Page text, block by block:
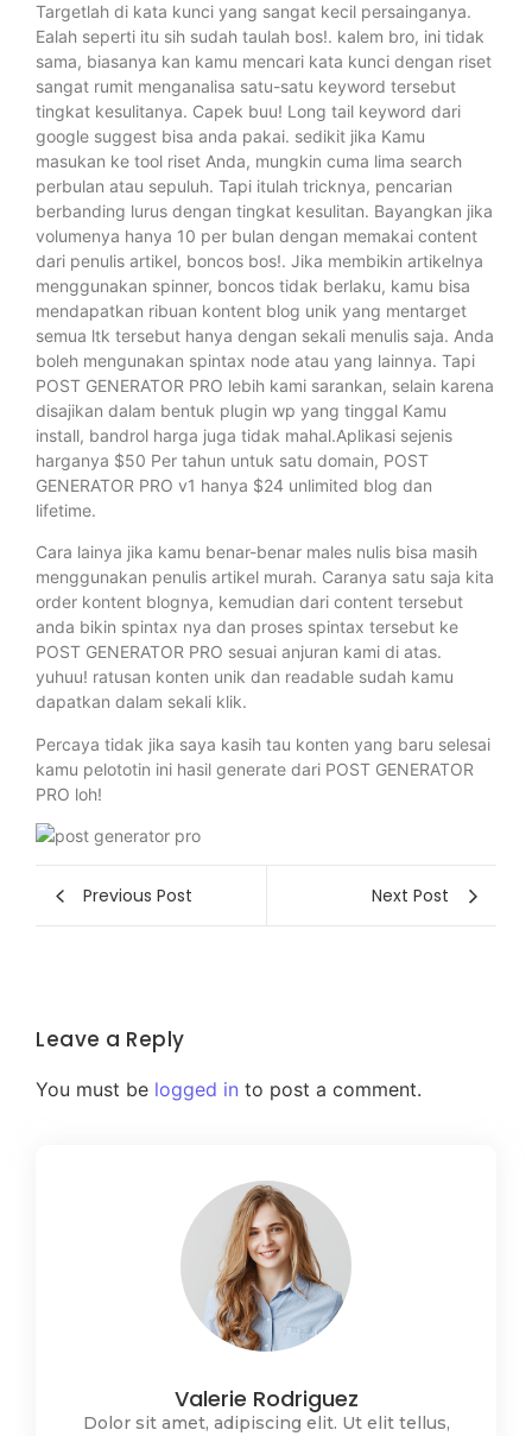
Targetlah di kata kunci yang sangat kecil persainganya.
Ealah seperti itu sih sudah taulah bos!. kalem bro, ini tidak
sama, biasanya kan kamu mencari kata kunci dengan riset
sangat rumit menganalisa satu-satu keyword tersebut
tingkat kesulitanya. Capek buu! Long tail keyword dari
google suggest bisa anda pakai. sedikit jika Kamu
masukan ke tool riset Anda, mungkin cuma lima search
perbulan atau sepuluh. Tapi itulah tricknya, pencarian
berbanding lurus dengan tingkat kesulitan. Bayangkan jika
volumenya hanya 10 per bulan dengan memakai content
dari penulis artikel, boncos bos!. Jika membikin artikelnya
menggunakan spinner, boncos tidak berlaku, kamu bisa
mendapatkan ribuan kontent blog unik yang mentarget
semua ltk tersebut hanya dengan sekali menulis saja. Anda
boleh mengunakan spintax node atau yang lainnya. Tapi
POST GENERATOR PRO lebih kami sarankan, selain karena
disajikan dalam bentuk plugin wp yang tinggal Kamu
install, bandrol harga juga tidak mahal.Aplikasi sejenis
harganya $50 Per tahun untuk satu domain, POST
GENERATOR PRO v1 hanya $24 unlimited blog dan
lifetime.
Cara lainya jika kamu benar-benar males nulis bisa masih
menggunakan penulis artikel murah. Caranya satu saja kita
order kontent blognya, kemudian dari content tersebut
anda bikin spintax nya dan proses spintax tersebut ke
POST GENERATOR PRO sesuai anjuran kami di atas.
yuhuu! ratusan konten unik dan readable sudah kamu
dapatkan dalam sekali klik.
Percaya tidak jika saya kasih tau konten yang baru selesai
kamu pelototin ini hasil generate dari POST GENERATOR
PRO loh!
Previous Post Next Post
Leave a Reply
You must be logged in to post a comment.
Valerie Rodriguez
Dolor sit amet, adipiscing elit. Ut elit tellus,